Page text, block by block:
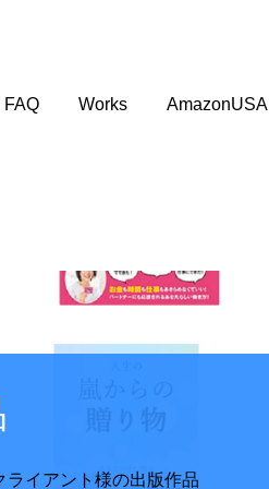
FAQ Works AmazonUSA
ライアント様の出版作品